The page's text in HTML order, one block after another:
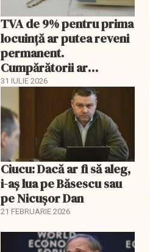
TVA de 9% pentru prima
locuință ar putea reveni
permanent.
Cumpărătorii ar
economisi zeci de mii de
31 IULIE 2026
Ciucu: Dacă ar fi să aleg,
i-aș lua pe Băsescu sau
pe Nicușor Dan
21 FEBRUARIE 2026